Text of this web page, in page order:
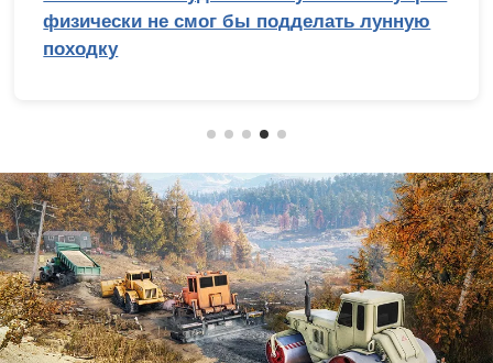
физически не смог бы подделать лунную
походку